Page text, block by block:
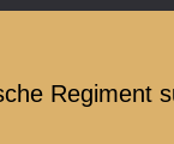
Regiment